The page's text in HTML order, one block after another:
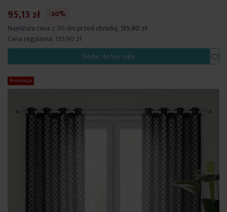
95,13 zł
-30%
Najniższa cena z 30 dni przed obniżką: 135,90 zł
Cena regularna: 135,90 zł
Dodaj do koszyka
Promocja